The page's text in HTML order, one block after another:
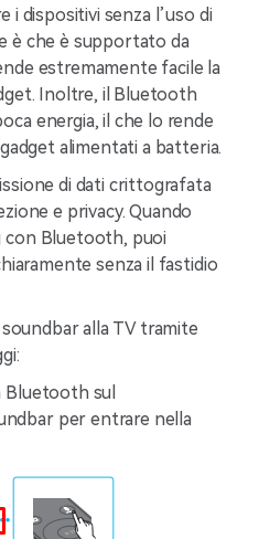
i dispositivi senza l’uso di
è che è supportato da
estremamente facile la
Inoltre, il Bluetooth
energia, il che lo rende
alimentati a batteria.
di dati crittografata
e privacy. Quando
con Bluetooth, puoi
senza il fastidio
alla TV tramite
Bluetooth sul
per entrare nella